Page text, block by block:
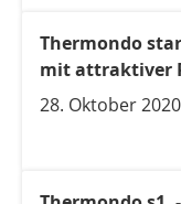
Thermondo
mit attraktiver
28. Oktober 2020